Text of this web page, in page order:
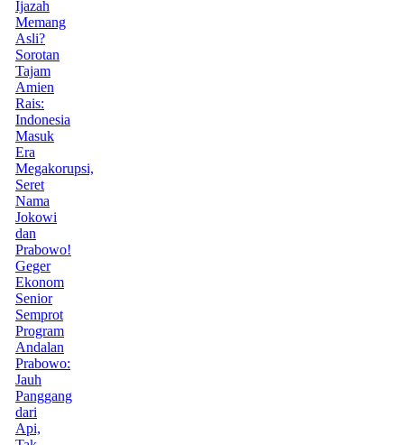
Ijazah
Memang
Asli?
Sorotan
Tajam
Amien
Rais:
Indonesia
Masuk
Era
Megakorupsi,
Seret
Nama
Jokowi
dan
Prabowo!
Geger
Ekonom
Senior
Semprot
Program
Andalan
Prabowo:
Jauh
Panggang
dari
Api,